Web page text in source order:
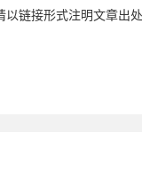
以链接形式注明文章出